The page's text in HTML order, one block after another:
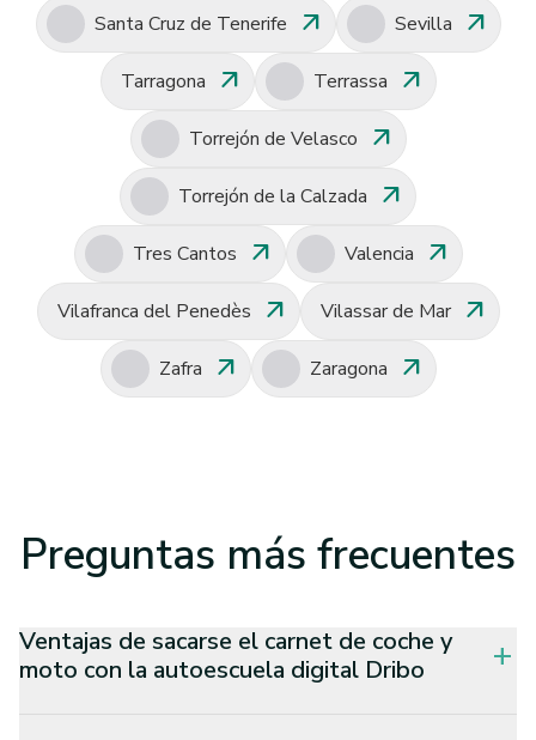
Santa Cruz de Tenerife arrow_outward Sevilla arrow_outward
Tarragona arrow_outward Terrassa arrow_outward
Torrejón de Velasco arrow_outward
Torrejón de la Calzada arrow_outward
Tres Cantos arrow_outward Valencia arrow_outward
Vilafranca del Penedès arrow_outward Vilassar de Mar arrow_outward
Zafra arrow_outward Zaragona arrow_outward
Preguntas más frecuentes
Ventajas de sacarse el carnet de coche y
moto con la autoescuela digital Dribo
add